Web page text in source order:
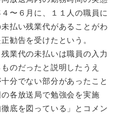
〜６月に、１１人の職員に
払い残業代があることがわ
勧告を受けたという。
業代の未払いは職員の入力
のだったと説明したうえ
分でない部分があったこと
各放送局で勉強会を実施
底を図っている」とコメン